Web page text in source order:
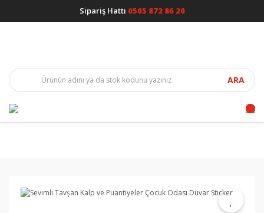
Sipariş Hattı 0505 872 86 20
ARA